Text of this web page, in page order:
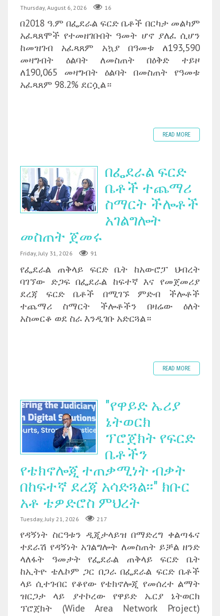
Thursday, August 6, 2026 16
በ2018 ዓ.ም በፌደራል ፍርድ ቤቶች በርካታ መልካም
አፈጻጸሞች የተመዘገቡበት ዓመት ሆኖ ያለፈ ሲሆን
ከመዝገብ አፈጻጸም አኳያ በዓመቱ ለ193,590
መዛግብት ዕልባት ለመስጠት በዕቅድ ተይዞ
ለ190,065 መዛግብት ዕልባት በመስጠት የዓመቱ
አፈጻጸም 98.2% ደርሷል።
READ MORE
በፌደራል ፍርድ
ቤቶች ተጨማሪ
ስማርት ችሎቶች
አገልግሎት
መስጠት ጀመሩ
Friday, July 31, 2026 91
የፌደራል ጠቅላይ ፍርድ ቤት ከአውሮፓ ህብረት
ባገኘው ድጋፍ በፌደራል ከፍተኛ እና የመጀመሪያ
ደረጃ ፍርድ ቤቶች በሚገኙ ምድብ ችሎቶች
ተጨማሪ ስማርት ችሎቶችን በዛሬው ዕለት
አስመርቆ ወደ ስራ እንዲገቡ አድርጓል።
READ MORE
"የዋይድ ኤሪያ
ኔትወርክ
ፕሮጀክት የፍርድ
ቤቶችን
የቴክኖሎጂ ተጠቃሚነት ብቃት
በከፍተኛ ደረጃ አሳድጓል፡፡" ክቡር
አቶ ቴዎድሮስ ምህረት
Tuesday, July 21, 2026 217
የዳኝነት ስርዓቱን ዲጂታላይዝ በማድረግ ቀልጣፋና
ተደራሽ የዳኝነት አገልግሎት ለመስጠት ይቻል ዘንድ
ላለፋት ዓመታት የፌደራል ጠቅላይ ፍርድ ቤት
ከኢትዮ ቴሌኮም ጋር በጋራ በፌደራል ፍርድ ቤቶች
ላይ ሲተገብር የቆየው የቴክኖሎጂ የመሰረተ ልማት
ዝርጋታ ላይ ያተኮረው የዋይድ ኤርያ ኔትወርክ
ፕሮጀክት (Wide Area Network Project)